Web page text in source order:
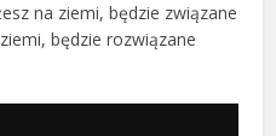
na ziemi, będzie związane
będzie rozwiązane